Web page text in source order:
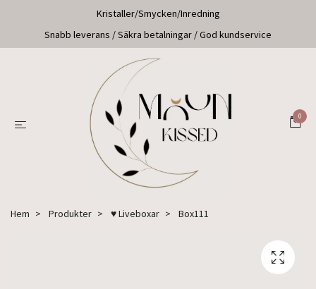
Kristaller/Smycken/Inredning
Snabb leverans / Säkra betalningar / God kundservice
0
Hem Produkter ♥ Liveboxar Box111